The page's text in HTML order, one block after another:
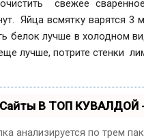
свежее
Яйца всмятку варятся 3
белок лучше в холодном
лучше, потрите стенки
В ТОП КУВАЛДОЙ
анализируется по трем